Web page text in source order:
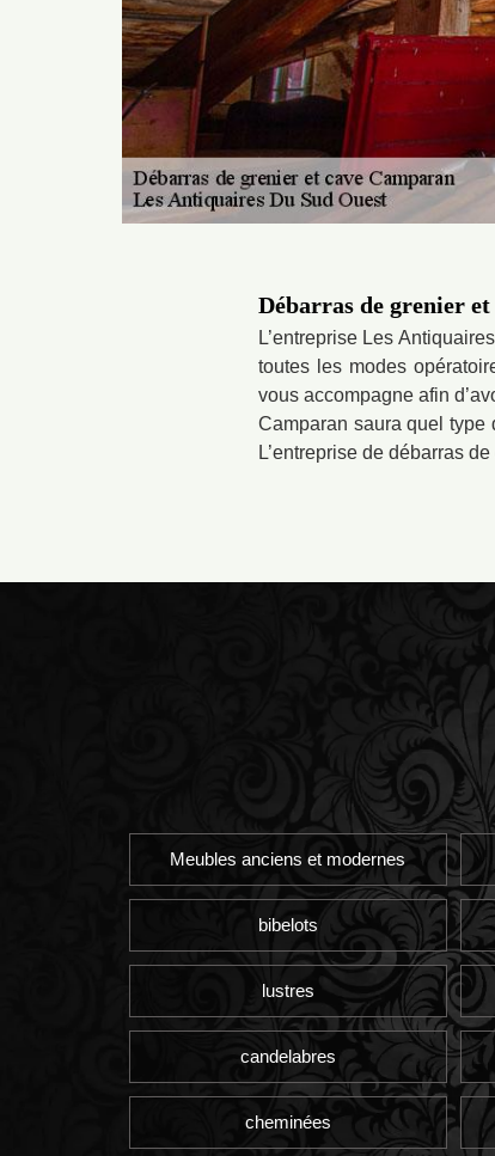
Débarras de grenier
L’entreprise Les
toutes les modes
vous accompagne afin
Camparan saura quel type
L’entreprise de débarras
Meubles anciens et modernes
bibelots
lustres
candelabres
cheminées